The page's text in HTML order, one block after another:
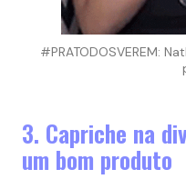
#PRATODOSVEREM:
3. Capriche na
um bom produto